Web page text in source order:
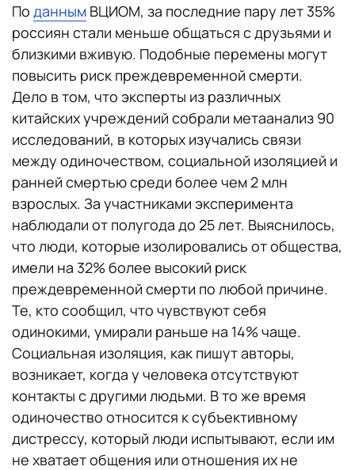
По данным ВЦИОМ, за последние пару лет 35%
россиян стали меньше общаться с друзьями и
близкими вживую. Подобные перемены могут
повысить риск преждевременной смерти.
Дело в том, что эксперты из различных
китайских учреждений собрали метаанализ 90
исследований, в которых изучались связи
между одиночеством, социальной изоляцией и
ранней смертью среди более чем 2 млн
взрослых. За участниками эксперимента
наблюдали от полугода до 25 лет. Выяснилось,
что люди, которые изолировались от общества,
имели на 32% более высокий риск
преждевременной смерти по любой причине.
Те, кто сообщил, что чувствуют себя
одинокими, умирали раньше на 14% чаще.
Социальная изоляция, как пишут авторы,
возникает, когда у человека отсутствуют
контакты с другими людьми. В то же время
одиночество относится к субъективному
дистрессу, который люди испытывают, если им
не хватает общения или отношения их не